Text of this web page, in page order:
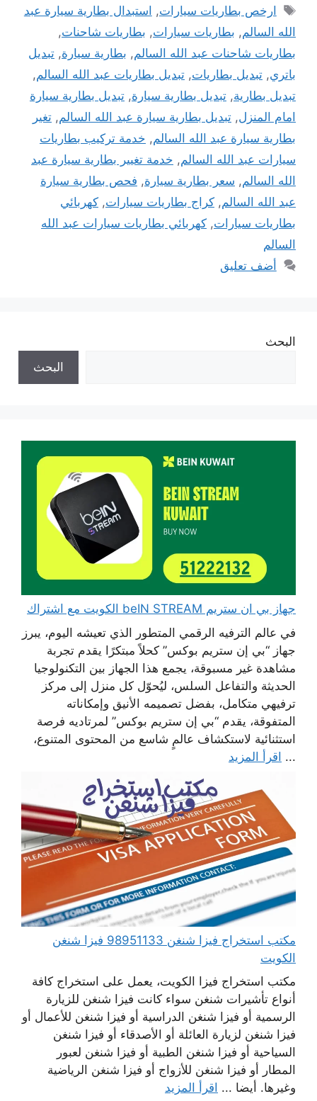
الوسوم
ارخص بطاريات سيارات, استبدال بطارية سيارة عبد
الله السالم, بطاريات سيارات, بطاريات شاحنات,
بطاريات شاحنات عبد الله السالم, بطارية سيارة, تبديل
باتري, تبديل بطاريات, تبديل بطاريات عبد الله السالم,
تبديل بطارية, تبديل بطارية سيارة, تبديل بطارية سيارة
امام المنزل, تبديل بطارية سيارة عبد الله السالم, تغير
بطارية سيارة عبد الله السالم, خدمة تركيب بطاريات
سيارات عبد الله السالم, خدمة تغيير بطارية سيارة عبد
الله السالم, سعر بطارية سيارة, فحص بطارية سيارة
عبد الله السالم, كراج بطاريات سيارات, كهربائي
بطاريات سيارات, كهربائي بطاريات سيارات عبد الله
السالم
أضف تعليق
البحث
البحث
جهاز بي ان ستريم beIN STREAM الكويت مع اشتراك
في عالم الترفيه الرقمي المتطور الذي تعيشه اليوم، يبرز
جهاز “بي إن ستريم بوكس” كحلاً مبتكرًا يقدم تجربة
مشاهدة غير مسبوقة، يجمع هذا الجهاز بين التكنولوجيا
الحديثة والتفاعل السلس، ليُحوّل كل منزل إلى مركز
ترفيهي متكامل، بفضل تصميمه الأنيق وإمكاناته
المتفوقة، يقدم “بي إن ستريم بوكس” لمرتاديه فرصة
استثنائية لاستكشاف عالمٍ شاسع من المحتوى المتنوع،
... اقرأ المزيد
مكتب استخراج فيزا شنغن 98951133 فيزا شنغن
الكويت
مكتب استخراج فيزا الكويت، يعمل على استخراج كافة
أنواع تأشيرات شنغن سواء كانت فيزا شنغن للزيارة
الرسمية أو فيزا شنغن الدراسية أو فيزا شنغن للأعمال أو
فيزا شنغن لزيارة العائلة أو الأصدقاء أو فيزا شنغن
السياحية أو فيزا شنغن الطبية أو فيزا شنغن لعبور
المطار أو فيزا شنغن للأزواج أو فيزا شنغن الرياضية
وغيرها. أيضا ... اقرأ المزيد